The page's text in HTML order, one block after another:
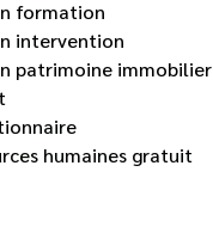
formation
intervention
patrimoine immobilier
humaines gratuit